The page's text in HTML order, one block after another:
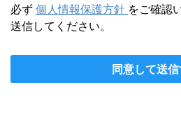
必ず個人情報保護方針 をご確認
送信してください。
同意して送